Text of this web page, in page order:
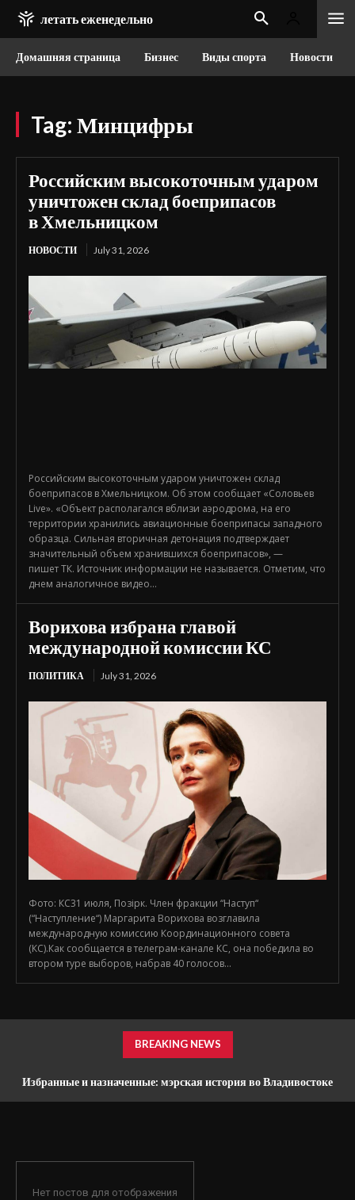
летать еженедельно
Домашняя страница Бизнес Виды спорта Новости
Tag: Минцифры
Российским высокоточным ударом
уничтожен склад боеприпасов
в Хмельницком
НОВОСТИ July 31, 2026
Российским высокоточным ударом уничтожен склад
боеприпасов в Хмельницком. Об этом сообщает «Соловьев
Live». «Объект располагался вблизи аэродрома, на его
территории хранились авиационные боеприпасы западного
образца. Сильная вторичная детонация подтверждает
значительный объем хранившихся боеприпасов», —
пишет ТК. Источник информации не называется. Отметим, что
днем аналогичное видео...
Ворихова избрана главой
международной комиссии КС
ПОЛИТИКА July 31, 2026
Фото: КС31 июля, Позірк. Член фракции “Наступ“
(“Наступление“) Маргарита Ворихова возглавила
международную комиссию Координационного совета
(КС).Как сообщается в телеграм-канале КС, она победила во
втором туре выборов, набрав 40 голосов...
BREAKING NEWS
Избранные и назначенные: мэрская история во Владивостоке
Нет постов для отображения